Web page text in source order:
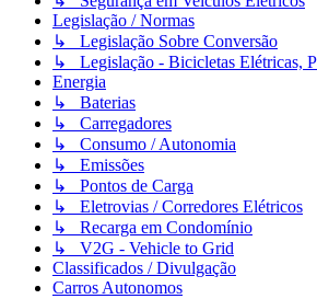
Legislação / Normas
↳ Legislação Sobre Conversão
↳ Legislação - Bicicletas Elétricas,
Energia
↳ Baterias
↳ Carregadores
↳ Consumo / Autonomia
↳ Emissões
↳ Pontos de Carga
↳ Eletrovias / Corredores Elétricos
↳ Recarga em Condomínio
↳ V2G - Vehicle to Grid
Classificados / Divulgação
Carros Autonomos